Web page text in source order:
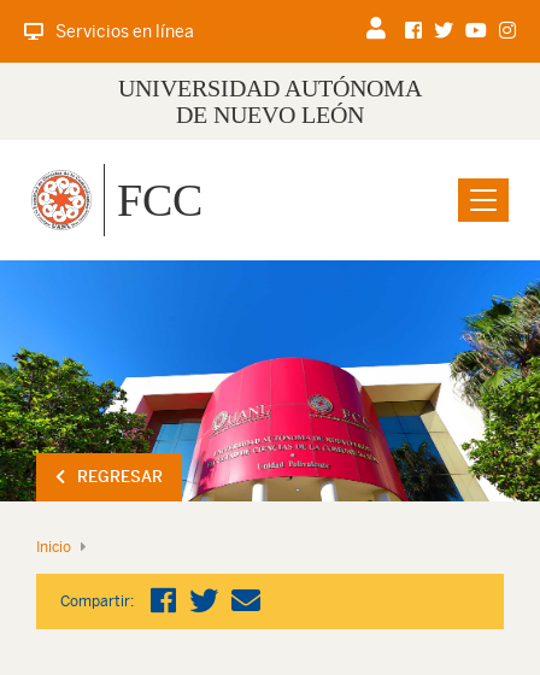
Servicios en línea
UNIVERSIDAD AUTÓNOMA
DE NUEVO LEÓN
Menu
FCC
REGRESAR
Inicio
Compartir: